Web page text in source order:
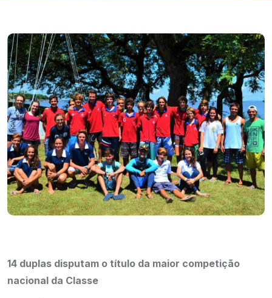
14 duplas disputam o título da maior competição
nacional da Classe